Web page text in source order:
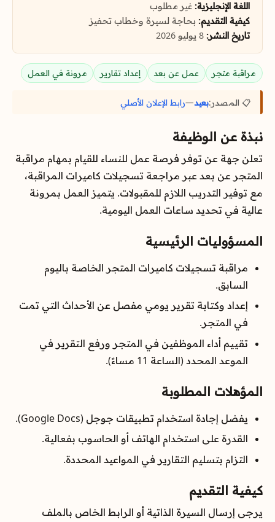
اللغة الإنجليزية: غير مطلوب
كيفية التقديم: بحاجة لسيرة وخطاب تحفيز
تاريخ النشر:
مراقبة متجر عمل عن بعد إعداد تقارير مرونة في العمل
📋 المصدر:بعيد—رابط الإعلان الأصلي
نبذة عن الوظيفة
تعلن جهة عن توفر فرصة عمل للنساء للقيام بمهام مراقبة
المتجر عن بعد عبر مراجعة تسجيلات كاميرات المراقبة،
مع توفير التدريب اللازم للمقبولات. يتميز العمل بمرونة
عالية في تحديد ساعات العمل اليومية.
المسؤوليات الرئيسية
مراقبة تسجيلات كاميرات المتجر الخاصة باليوم
السابق.
إعداد وكتابة تقرير يومي مفصل عن الأحداث التي تمت
في المتجر.
تقييم أداء الموظفين في المتجر ورفع التقرير في
الموعد المحدد (الساعة 11 مساءً).
المؤهلات المطلوبة
يفضل إجادة استخدام تطبيقات جوجل (Google Docs).
القدرة على استخدام الهاتف أو الحاسوب بفعالية.
التزام بتسليم التقارير في المواعيد المحددة.
كيفية التقديم
يرجى إرسال السيرة الذاتية أو الرابط الخاص بالملف